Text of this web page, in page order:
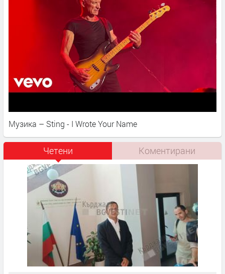
Музика – Sting - I Wrote Your Name
Четени Коментирани